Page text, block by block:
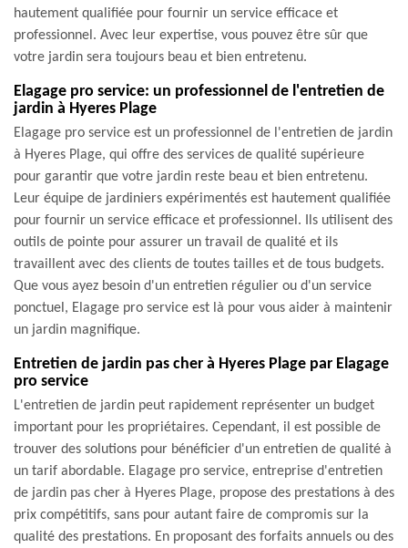
hautement qualifiée pour fournir un service efficace et
professionnel. Avec leur expertise, vous pouvez être sûr que
votre jardin sera toujours beau et bien entretenu.
Elagage pro service: un professionnel de l'entretien de
jardin à Hyeres Plage
Elagage pro service est un professionnel de l'entretien de jardin
à Hyeres Plage, qui offre des services de qualité supérieure
pour garantir que votre jardin reste beau et bien entretenu.
Leur équipe de jardiniers expérimentés est hautement qualifiée
pour fournir un service efficace et professionnel. Ils utilisent des
outils de pointe pour assurer un travail de qualité et ils
travaillent avec des clients de toutes tailles et de tous budgets.
Que vous ayez besoin d'un entretien régulier ou d'un service
ponctuel, Elagage pro service est là pour vous aider à maintenir
un jardin magnifique.
Entretien de jardin pas cher à Hyeres Plage par Elagage
pro service
L'entretien de jardin peut rapidement représenter un budget
important pour les propriétaires. Cependant, il est possible de
trouver des solutions pour bénéficier d'un entretien de qualité à
un tarif abordable. Elagage pro service, entreprise d'entretien
de jardin pas cher à Hyeres Plage, propose des prestations à des
prix compétitifs, sans pour autant faire de compromis sur la
qualité des prestations. En proposant des forfaits annuels ou des